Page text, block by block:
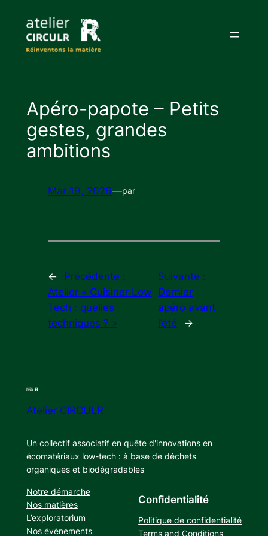
contenu
Apéro-papote – Petits
gestes, grandes
ambitions
Mar 19, 2026—par
←
Précédente :
Atelier « Cuisiner Low
Tech : quelles
techniques ? »
Suivante :
Dernier
apéro avant
l’été
→
Atelier CIRCULR
Un collectif associatif en quête d'innovations en
écomatériaux low-tech : à base de déchets
organiques et biodégradables
Notre démarche
Nos matières
L’exploratorium
Nos évènements
Confidentialité
Politique de confidentialité
Terms and Conditions